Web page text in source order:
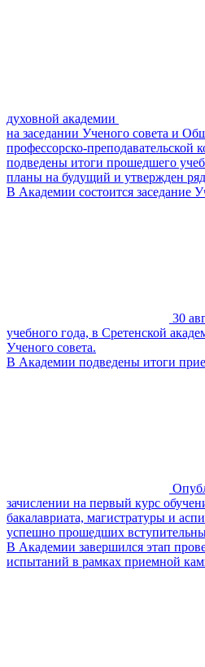
духовной академии
на заседании Ученого совета и
профессорско-преподавательской
подведены итоги прошедшего
планы на будущий и утвержден
В Академии состоится заседание
30
учебного года, в Сретенской
Ученого совета.
В Академии подведены итоги
зачислении на первый курс
бакалавриата, магистратуры и
успешно прошедших
В Академии завершился этап
испытаний в рамках приемной